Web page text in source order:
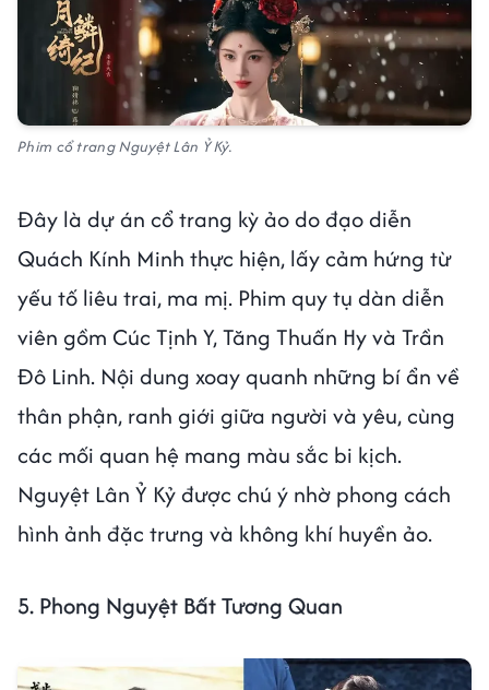
Phim cổ trang Nguyệt Lân Ỷ Kỷ.
Đây là dự án cổ trang kỳ ảo do đạo diễn
Quách Kính Minh thực hiện, lấy cảm hứng từ
yếu tố liêu trai, ma mị. Phim quy tụ dàn diễn
viên gồm Cúc Tịnh Y, Tăng Thuấn Hy và Trần
Đô Linh. Nội dung xoay quanh những bí ẩn về
thân phận, ranh giới giữa người và yêu, cùng
các mối quan hệ mang màu sắc bi kịch.
Nguyệt Lân Ỷ Kỷ được chú ý nhờ phong cách
hình ảnh đặc trưng và không khí huyền ảo.
5. Phong Nguyệt Bất Tương Quan